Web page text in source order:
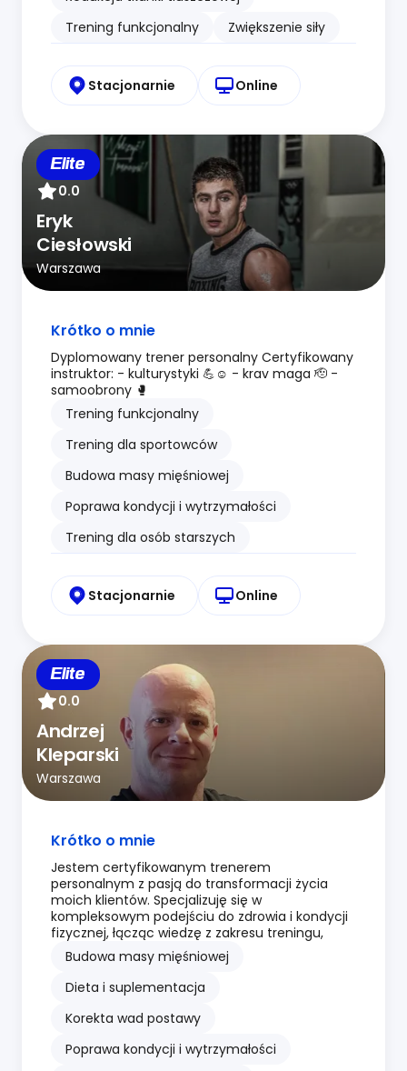
Trening funkcjonalny
Zwiększenie siły
Stacjonarnie Online
Elite
0.0
Eryk
Ciesłowski
Warszawa
Krótko o mnie
Dyplomowany trener personalny Certyfikowany
instruktor: - kulturystyki 💪☺️ - krav maga 🫡 -
samoobrony 🥊
Trening funkcjonalny
Trening dla sportowców
Budowa masy mięśniowej
Poprawa kondycji i wytrzymałości
Trening dla osób starszych
Stacjonarnie Online
Elite
0.0
Andrzej
Kleparski
Warszawa
Krótko o mnie
Jestem certyfikowanym trenerem
personalnym z pasją do transformacji życia
moich klientów. Specjalizuję się w
kompleksowym podejściu do zdrowia i kondycji
fizycznej, łącząc wiedzę z zakresu treningu,
Budowa masy mięśniowej
Dieta i suplementacja
Korekta wad postawy
Poprawa kondycji i wytrzymałości